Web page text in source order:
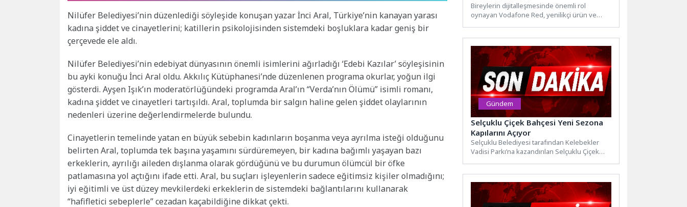
Nilüfer Belediyesi’nin düzenlediği söyleşide konuşan yazar İnci Aral, Türkiye’nin kanayan yarası
kadına şiddet ve cinayetlerini; katillerin psikolojisinden sistemdeki boşluklara kadar geniş bir
çerçevede ele aldı.
Nilüfer Belediyesi’nin edebiyat dünyasının önemli isimlerini ağırladığı ‘Edebi Kazılar’ söyleşisinin
bu ayki konuğu İnci Aral oldu. Akkılıç Kütüphanesi’nde düzenlenen programa okurlar, yoğun ilgi
gösterdi. Ayşen Işık’ın moderatörlüğündeki programda Aral’ın “Verda’nın Ölümü” isimli romanı,
kadına şiddet ve cinayetleri tartışıldı. Aral, toplumda bir salgın haline gelen şiddet olaylarının
nedenleri üzerine değerlendirmelerde bulundu.
Cinayetlerin temelinde yatan en büyük sebebin kadınların boşanma veya ayrılma isteği olduğunu
belirten Aral, toplumda tek başına yaşamını sürdüremeyen, bir kadına bağımlı yaşayan bazı
erkeklerin, ayrılığı aileden dışlanma olarak gördüğünü ve bu durumun ölümcül bir öfke
patlamasına yol açtığını ifade etti. Aral, bu suçları işleyenlerin sadece eğitimsiz kişiler olmadığını;
iyi eğitimli ve üst düzey mevkilerdeki erkeklerin de sistemdeki bağlantılarını kullanarak
“hafifletici sebeplerle” cezadan kaçabildiğine dikkat çekti.
Bireylerin dijitalleşmesinde önemli rol
oynayan Vodafone Red, yenilikçi ürün ve
Gündem
Selçuklu Çiçek Bahçesi Yeni Sezona
Kapılarını Açıyor
Selçuklu Belediyesi tarafından Kelebekler
Vadisi Parkı’na kazandırılan Selçuklu Çiçek